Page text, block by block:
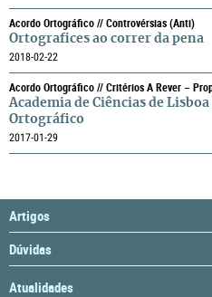
Acordo Ortográfico // Controvérsias (anti)
Ortografices ao correr da pena
2018-02-22
Acordo Ortográfico // Critérios A Rever –
Academia de Ciências de
Ortográfico
2017-01-29
Artigos
Dúvidas
Atualidades